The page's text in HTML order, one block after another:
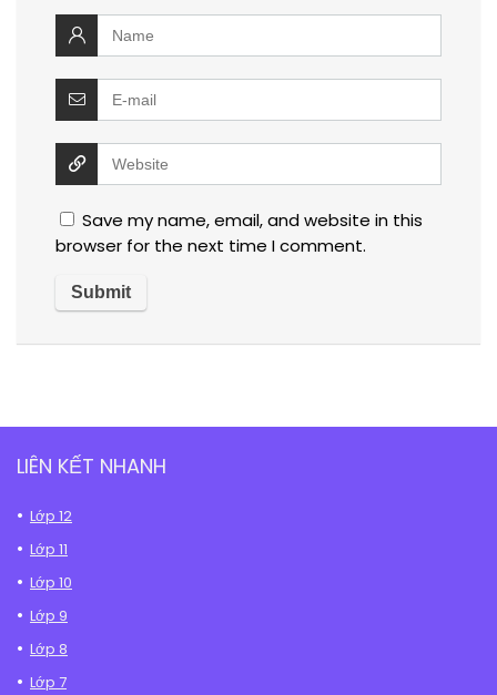
Save my name, email, and website in this
browser for the next time I comment.
LIÊN KẾT NHANH
Lớp 12
Lớp 11
Lớp 10
Lớp 9
Lớp 8
Lớp 7